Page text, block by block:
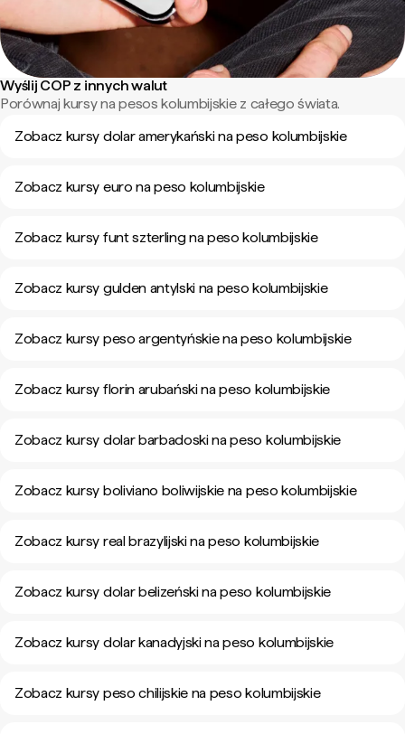
Wyślij COP z innych walut
Porównaj kursy na pesos kolumbijskie z całego świata.
Zobacz kursy dolar amerykański na peso kolumbijskie
Zobacz kursy euro na peso kolumbijskie
Zobacz kursy funt szterling na peso kolumbijskie
Zobacz kursy gulden antylski na peso kolumbijskie
Zobacz kursy peso argentyńskie na peso kolumbijskie
Zobacz kursy florin arubański na peso kolumbijskie
Zobacz kursy dolar barbadoski na peso kolumbijskie
Zobacz kursy boliviano boliwijskie na peso kolumbijskie
Zobacz kursy real brazylijski na peso kolumbijskie
Zobacz kursy dolar belizeński na peso kolumbijskie
Zobacz kursy dolar kanadyjski na peso kolumbijskie
Zobacz kursy peso chilijskie na peso kolumbijskie